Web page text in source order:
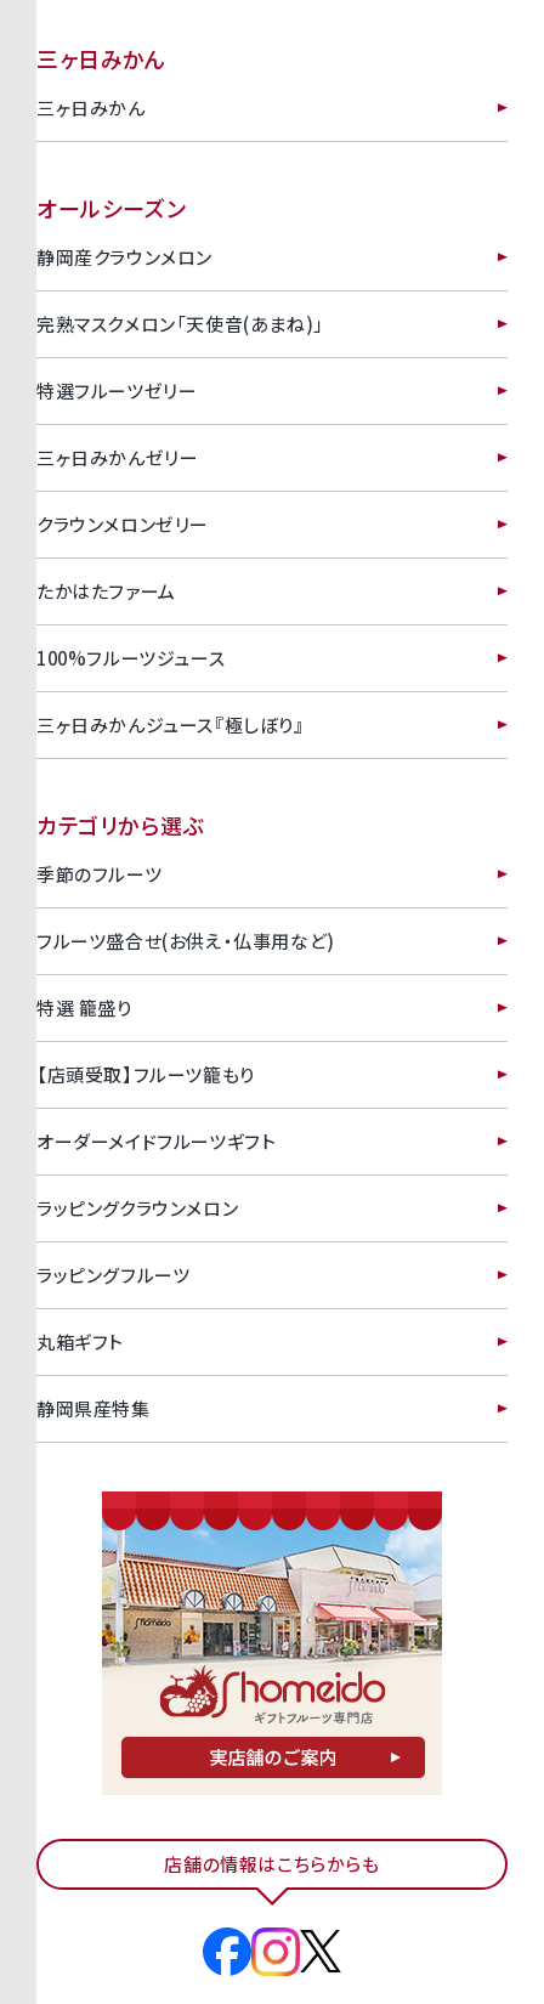
三ヶ日みかん
三ヶ日みかん
オールシーズン
静岡産クラウンメロン
完熟マスクメロン「天使音(あまね)」
特選フルーツゼリー
三ヶ日みかんゼリー
クラウンメロンゼリー
たかはたファーム
100%フルーツジュース
三ヶ日みかんジュース『極しぼり』
カテゴリから選ぶ
季節のフルーツ
フルーツ盛合せ(お供え・仏事用など)
特選 籠盛り
【店頭受取】フルーツ籠もり
オーダーメイドフルーツギフト
ラッピングクラウンメロン
ラッピングフルーツ
丸箱ギフト
静岡県産特集
店舗の情報はこちらからも